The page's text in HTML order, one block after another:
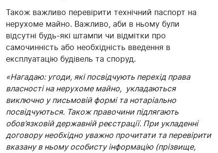
Також важливо перевірити технічний паспорт на
нерухоме майно. Важливо, аби в ньому були
відсутні будь-які штампи чи відмітки про
самочинність або необхідність введення в
експлуатацію будівель та споруд.
«Нагадаю: угоди, які посвідчують перехід права
власності на нерухоме майно, укладаються
виключно у письмовій формі та нотаріально
посвідчуються. Також правочини підлягають
обов’язковій державній реєстрації. При укладенні
договору необхідно уважно прочитати та перевірити
вказану в ньому особисту інформацію (прізвище,